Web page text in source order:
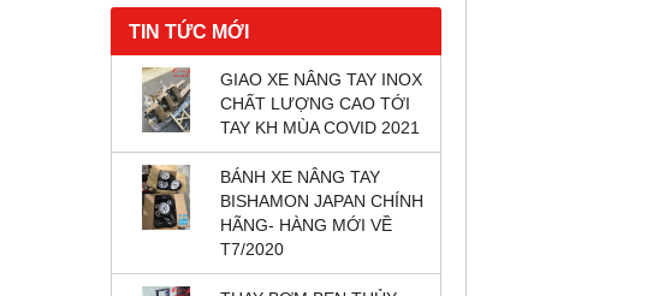
TIN TỨC MỚI
GIAO XE NÂNG TAY INOX
CHẤT LƯỢNG CAO TỚI
TAY KH MÙA COVID 2021
BÁNH XE NÂNG TAY
BISHAMON JAPAN CHÍNH
HÃNG- HÀNG MỚI VỀ
T7/2020